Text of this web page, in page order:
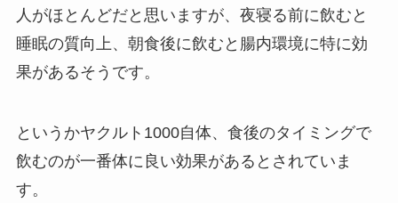
人がほとんどだと思いますが、夜寝る前に飲むと
睡眠の質向上、朝食後に飲むと腸内環境に特に効
果があるそうです。
というかヤクルト1000自体、食後のタイミングで
飲むのが一番体に良い効果があるとされていま
す。